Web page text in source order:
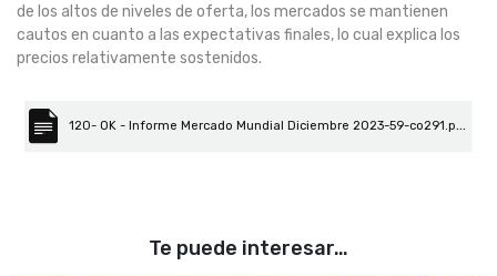
de los altos de niveles de oferta, los mercados se mantienen
cautos en cuanto a las expectativas finales, lo cual explica los
precios relativamente sostenidos.
120- OK - Informe Mercado Mundial Diciembre 2023-59-co291.pdf
Te puede interesar…